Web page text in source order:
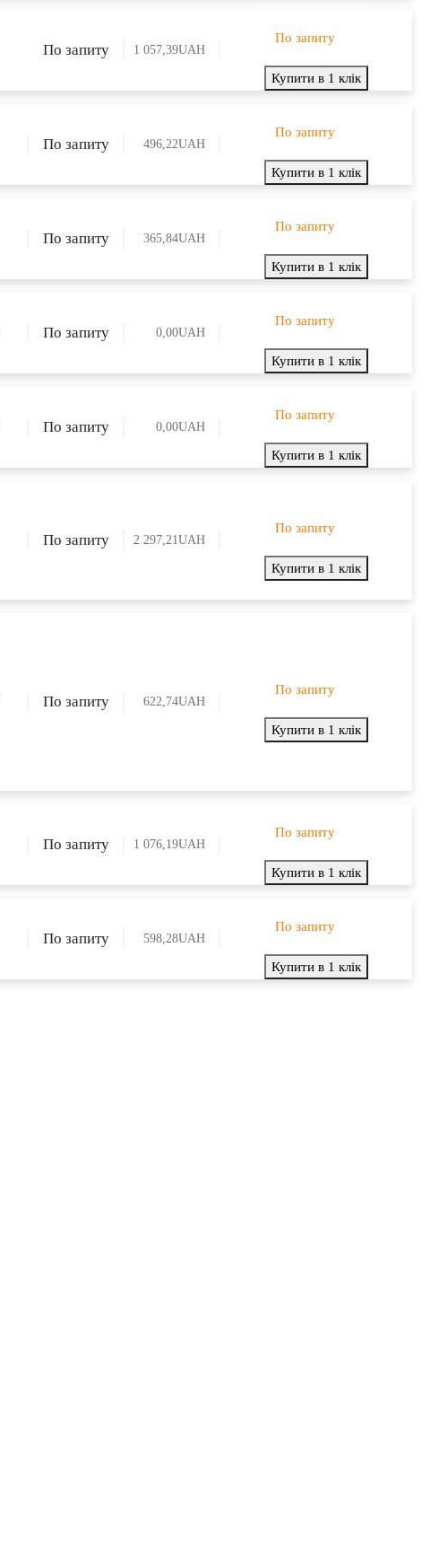
По запиту UAH
1 057,39
По запиту
Купити в 1 клік
По запиту UAH
496,22
По запиту
Купити в 1 клік
По запиту UAH
365,84
По запиту
Купити в 1 клік
По запиту UAH
0,00
По запиту
Купити в 1 клік
По запиту UAH
0,00
По запиту
Купити в 1 клік
По запиту UAH
2 297,21
По запиту
Купити в 1 клік
По запиту UAH
622,74
По запиту
Купити в 1 клік
По запиту UAH
1 076,19
По запиту
Купити в 1 клік
По запиту UAH
598,28
По запиту
Купити в 1 клік